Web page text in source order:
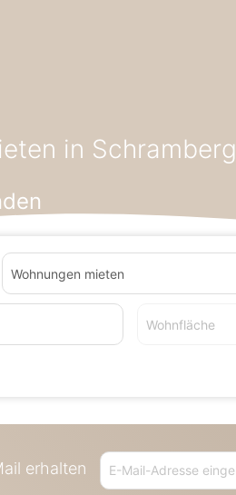
in Schramberg
Wohnungen mieten
Wohnfläche
erhalten